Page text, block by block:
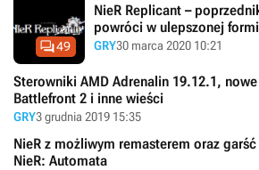
49
NieR Replicant –
powróci w ulepszonej
GRY30 marca 2020 10:21
Sterowniki AMD Adrenalin 19.12.1,
Battlefront 2 i inne wieści
GRY3 grudnia 2019 15:35
NieR z możliwym remasterem oraz
NieR: Automata